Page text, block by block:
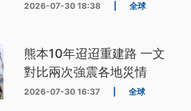
2026-07-30 18:38 全球
熊本10年迢迢重建路 一文
對比兩次強震各地災情
2026-07-30 16:37 全球